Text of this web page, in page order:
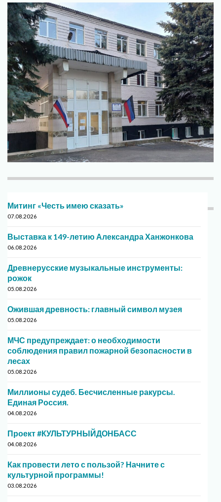
Митинг «Честь имею сказать»
07.08.2026
Выставка к 149-летию Александра Ханжонкова
06.08.2026
Древнерусские музыкальные инструменты:
рожок
05.08.2026
Ожившая древность: главный символ музея
05.08.2026
МЧС предупреждает: о необходимости
соблюдения правил пожарной безопасности в
лесах
05.08.2026
Миллионы судеб. Бесчисленные ракурсы.
Единая Россия.
04.08.2026
Проект #КУЛЬТУРНЫЙДОНБАСС
04.08.2026
Как провести лето с пользой? Начните с
культурной программы!
03.08.2026